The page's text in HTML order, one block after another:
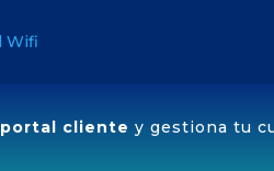
portal cliente y gestiona tu